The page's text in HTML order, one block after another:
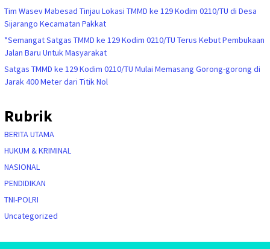
Tim Wasev Mabesad Tinjau Lokasi TMMD ke 129 Kodim 0210/TU di Desa
Sijarango Kecamatan Pakkat
*Semangat Satgas TMMD ke 129 Kodim 0210/TU Terus Kebut Pembukaan
Jalan Baru Untuk Masyarakat
Satgas TMMD ke 129 Kodim 0210/TU Mulai Memasang Gorong-gorong di
Jarak 400 Meter dari Titik Nol
Rubrik
BERITA UTAMA
HUKUM & KRIMINAL
NASIONAL
PENDIDIKAN
TNI-POLRI
Uncategorized